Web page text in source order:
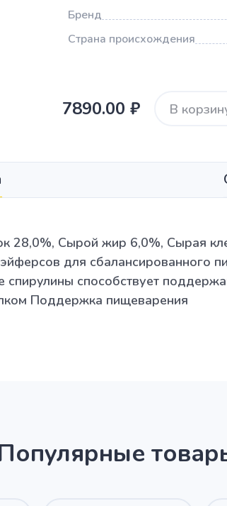
Бренд
Страна происхождения
7890.00 ₽ В
28,0%, Сырой жир 6,0%, Сырая
для сбалансированного
способствует
Поддержка пищеварения